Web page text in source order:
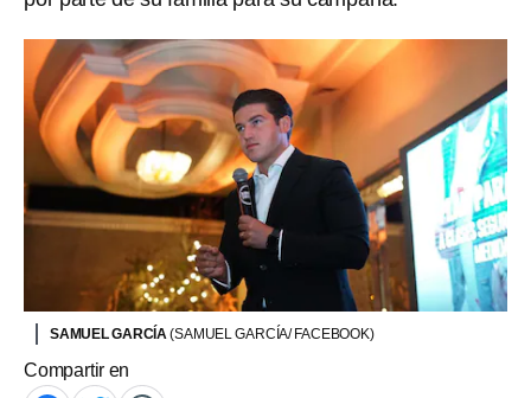
SAMUEL GARCÍA(SAMUEL GARCÍA/ FACEBOOK)
Compartir en